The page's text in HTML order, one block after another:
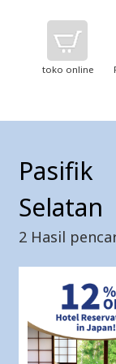
toko online
Pasifik
Selatan
2 Hasil